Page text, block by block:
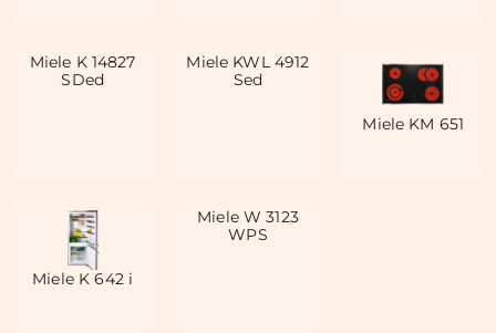
Miele K 14827
SDed
Miele KWL 4912
Sed
Miele KM 651
Miele K 642 i
Miele W 3123
WPS